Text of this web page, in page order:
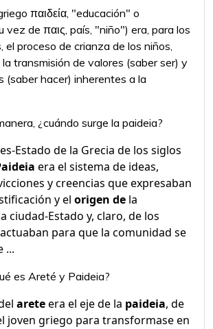
παιδεία, "educación" o
vez de παις, país, "niño") era, para los
el proceso de crianza de los niños,
transmisión de valores (saber ser) y
(saber hacer) inherentes a la
¿cuándo surge la paideia?
Estado de la Grecia de los siglos
era el sistema de ideas,
y creencias que expresaban
y el origen de la
ciudad-Estado y, claro, de los
para que la comunidad se
...
es Areté y Paideia?
areteera el eje de la paideia, de
joven griego para transformase en